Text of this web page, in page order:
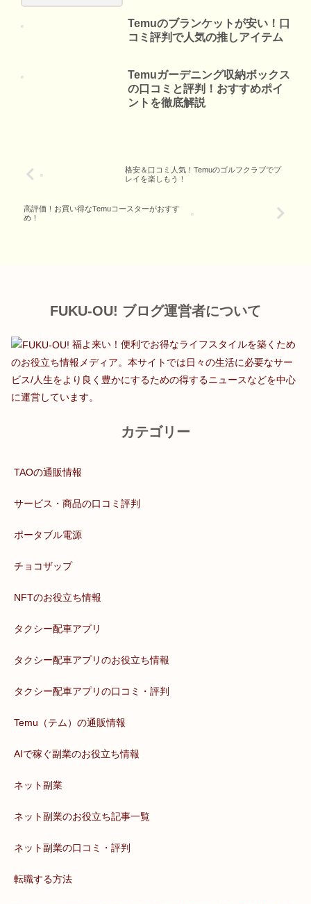
Temuのブランケットが安い！口
コミ評判で人気の推しアイテム
Temuガーデニング収納ボックス
の口コミと評判！おすすめポイ
ントを徹底解説
格安＆口コミ人気！Temuのゴルフクラブでプ
レイを楽しもう！
高評価！お買い得なTemuコースターがおすす
め！
FUKU-OU! ブログ運営者について
福よ来い！便利でお得なライフスタイルを築くため
のお役立ち情報メディア。本サイトでは日々の生活に必要なサー
ビス/人生をより良く豊かにするための得するニュースなどを中心
に運営しています。
カテゴリー
TAOの通販情報
サービス・商品の口コミ評判
ポータブル電源
チョコザップ
NFTのお役立ち情報
タクシー配車アプリ
タクシー配車アプリのお役立ち情報
タクシー配車アプリの口コミ・評判
Temu（テム）の通販情報
AIで稼ぐ副業のお役立ち情報
ネット副業
ネット副業のお役立ち記事一覧
ネット副業の口コミ・評判
転職する方法